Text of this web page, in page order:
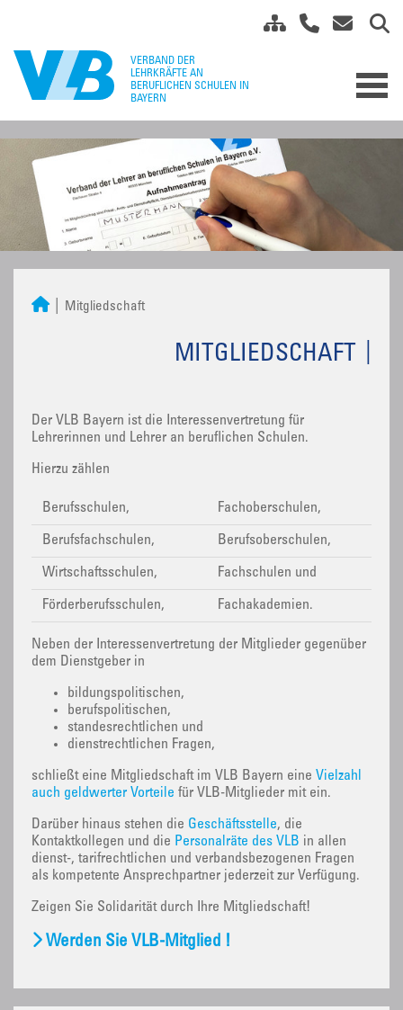
Mitgliedschaft
MITGLIEDSCHAFT
Der VLB Bayern ist die Interessenvertretung für
Lehrerinnen und Lehrer an beruflichen Schulen.
Hierzu zählen
Berufsschulen, Fachoberschulen,
Berufsfachschulen, Berufsoberschulen,
Wirtschaftsschulen, Fachschulen und
Förderberufsschulen, Fachakademien.
Neben der Interessenvertretung der Mitglieder gegenüber
dem Dienstgeber in
bildungspolitischen,
berufspolitischen,
standesrechtlichen und
dienstrechtlichen Fragen,
schließt eine Mitgliedschaft im VLB Bayern eine Vielzahl
auch geldwerter Vorteile für VLB-Mitglieder mit ein.
Darüber hinaus stehen die Geschäftsstelle, die
Kontaktkollegen und die Personalräte des VLB in allen
dienst-, tarifrechtlichen und verbandsbezogenen Fragen
als kompetente Ansprechpartner jederzeit zur Verfügung.
Zeigen Sie Solidarität durch Ihre Mitgliedschaft!
Werden Sie VLB-Mitglied !